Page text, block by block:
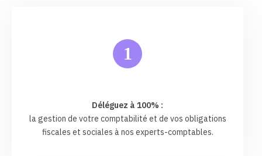
1
Déléguez à 100% :
la gestion de votre comptabilité et de vos obligations
fiscales et sociales à nos experts-comptables.